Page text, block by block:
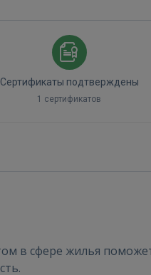
Сертификаты подтверждены
1 сертификатов
в сфере жилья